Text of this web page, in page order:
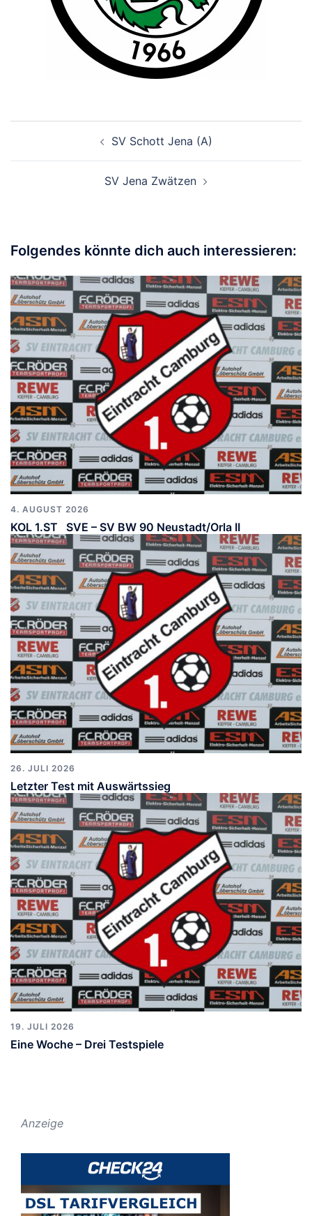
SV Schott Jena (A)
SV Jena Zwätzen
Folgendes könnte dich auch interessieren:
4. AUGUST 2026
KOL 1.ST SVE – SV BW 90 Neustadt/Orla II
26. JULI 2026
Letzter Test mit Auswärtssieg
19. JULI 2026
Eine Woche – Drei Testspiele
Anzeige